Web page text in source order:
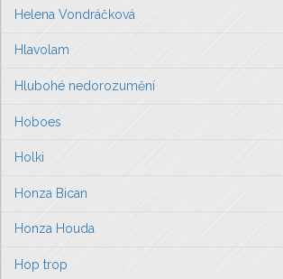
Helena Vondráčková
Hlavolam
Hlubohé nedorozumění
Hoboes
Holki
Honza Bican
Honza Houda
Hop trop